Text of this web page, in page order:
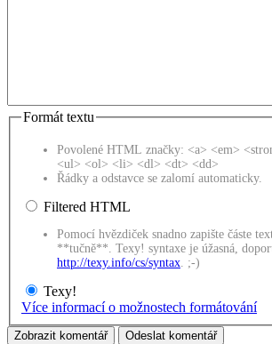
Formát textu
Povolené HTML značky: <a> <em>
<ul> <ol> <li> <dl> <dt> <dd>
Řádky a odstavce se zalomí automaticky.
Filtered HTML
Pomocí hvězdiček snadno zapište částe
**tučně**. Texy! syntaxe je úžasná,
http://texy.info/cs/syntax . ;-)
Texy!
Více informací o možnostech formátování